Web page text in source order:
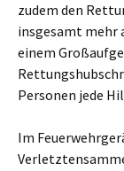
zudem den
insgesamt mehr
einem
Personen jede
Im